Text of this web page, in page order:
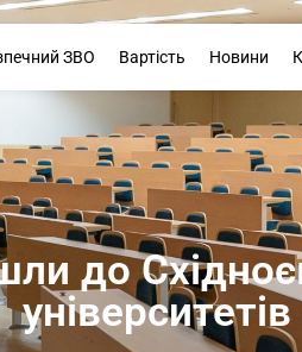
ЗВО Вартість Новини
до
університетів